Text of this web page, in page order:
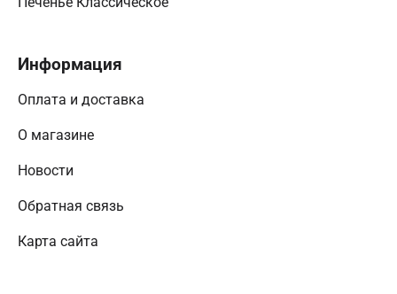
Информация
Оплата и доставка
О магазине
Новости
Обратная связь
Карта сайта